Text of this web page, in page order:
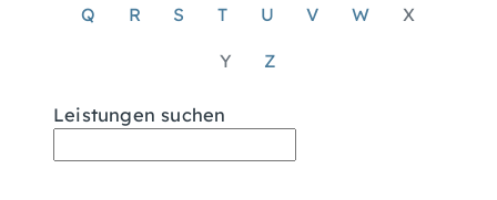
Q R S T U V W X
Y Z
Leistungen suchen